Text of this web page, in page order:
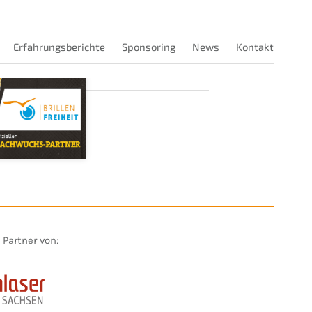
Erfahrungsberichte Sponsoring News Kontakt
von: